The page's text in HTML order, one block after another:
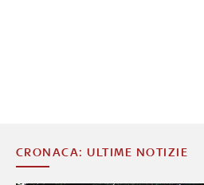
CRONACA: ULTIME NOTIZIE